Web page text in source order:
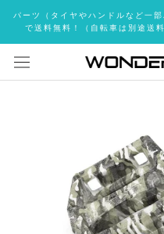
ッ
し
パーツ（タイヤやハンドルなど一
で送料無料！（自転車は別途送